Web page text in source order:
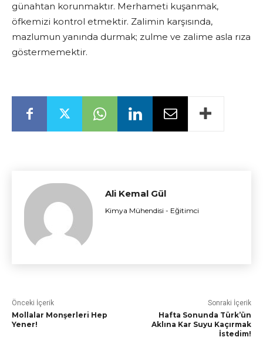
günahtan korunmaktır. Merhameti kuşanmak,
öfkemizi kontrol etmektir. Zalimin karşısında,
mazlumun yanında durmak; zulme ve zalime asla rıza
göstermemektir.
Ali Kemal Gül
Kimya Mühendisi - Eğitimci
Önceki İçerik
Mollalar Monşerleri Hep
Yener!
Sonraki İçerik
Hafta Sonunda Türk’ün
Aklına Kar Suyu Kaçırmak
İstedim!